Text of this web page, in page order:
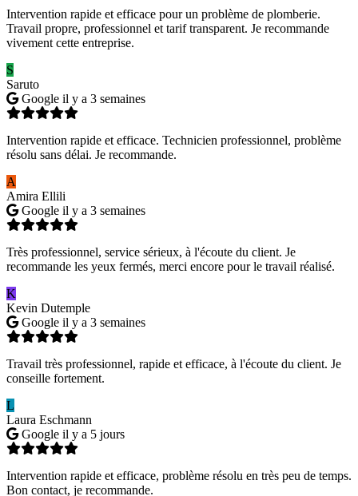
Intervention rapide et efficace pour un problème de plomberie.
Travail propre, professionnel et tarif transparent. Je recommande
vivement cette entreprise.
S
Saruto
Google il y a 3 semaines
Intervention rapide et efficace. Technicien professionnel, problème
résolu sans délai. Je recommande.
A
Amira Ellili
Google il y a 3 semaines
Très professionnel, service sérieux, à l'écoute du client. Je
recommande les yeux fermés, merci encore pour le travail réalisé.
K
Kevin Dutemple
Google il y a 3 semaines
Travail très professionnel, rapide et efficace, à l'écoute du client. Je
conseille fortement.
L
Laura Eschmann
Google il y a 5 jours
Intervention rapide et efficace, problème résolu en très peu de temps.
Bon contact, je recommande.